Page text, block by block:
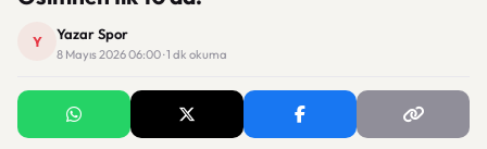
Y Yazar Spor
8 Mayıs 2026 06:00 · 1 dk okuma